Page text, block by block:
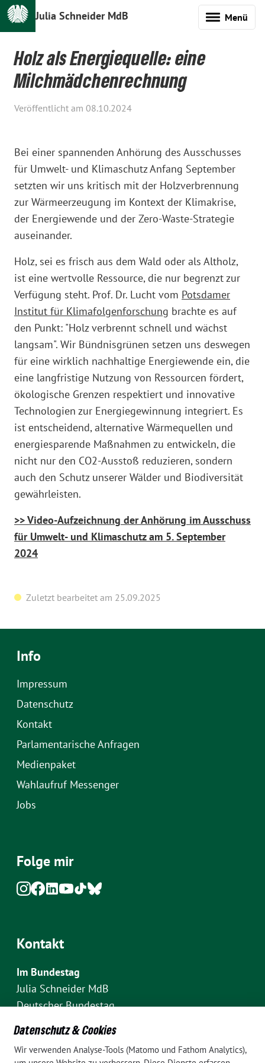
Julia Schneider MdB Menü
Holz als Energiequelle: eine
Milchmädchenrechnung
Veröffentlicht am 08.10.2024
Bei einer spannenden Anhörung des Ausschusses
für Umwelt- und Klimaschutz Anfang September
setzten wir uns kritisch mit der Holzverbrennung
zur Wärmeerzeugung im Kontext der Klimakrise,
der Energiewende und der Zero-Waste-Strategie
auseinander.
Holz, sei es frisch aus dem Wald oder als Altholz,
ist eine wertvolle Ressource, die nur begrenzt zur
Verfügung steht. Prof. Dr. Lucht vom Potsdamer
Institut für Klimafolgenforschung brachte es auf
den Punkt: "Holz verbrennt schnell und wächst
langsam". Wir Bündnisgrünen setzen uns deswegen
für eine wirklich nachhaltige Energiewende ein, die
eine langfristige Nutzung von Ressourcen fördert,
ökologische Grenzen respektiert und innovative
Technologien zur Energiegewinnung integriert. Es
ist entscheidend, alternative Wärmequellen und
energiesparende Maßnahmen zu entwickeln, die
nicht nur den CO2-Ausstoß reduzieren, sondern
auch den Schutz unserer Wälder und Biodiversität
gewährleisten.
>> Video-Aufzeichnung der Anhörung im Ausschuss
für Umwelt- und Klimaschutz am 5. September
2024
Zuletzt bearbeitet am 25.09.2025
Info
Impressum
Datenschutz
Kontakt
Parlamentarische Anfragen
Medienpaket
Wahlaufruf Messenger
Jobs
Folge mir
Kontakt
Im Bundestag
Julia Schneider MdB
Deutscher Bundestag
Fraktion Bündnis 90/Die Grünen
Platz der Republik 1
D-10111 Berlin
Datenschutz & Cookies
Wir verwenden Analyse-Tools (Matomo und Fathom Analytics),